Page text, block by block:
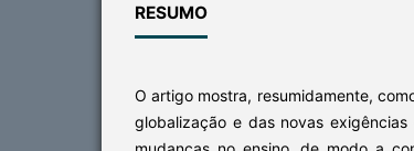
RESUMO
O artigo mostra, resumidamente,
globalização e das novas